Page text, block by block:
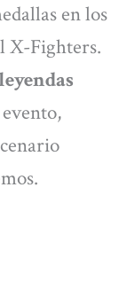
en los
X-Fighters.